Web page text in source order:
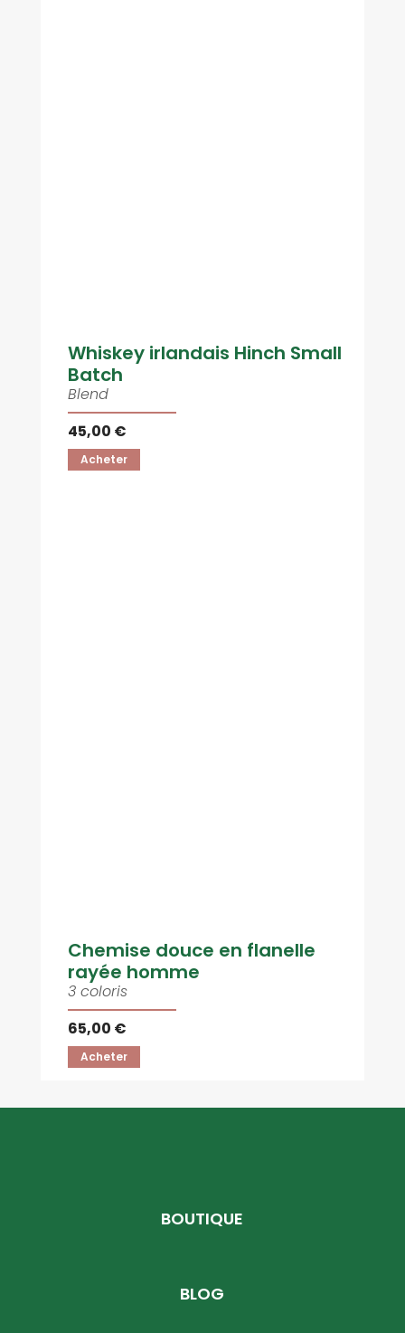
Whiskey irlandais Hinch Small
Batch
Blend
45,00 €
Acheter
Chemise douce en flanelle
rayée homme
3 coloris
65,00 €
Acheter
BOUTIQUE
BLOG